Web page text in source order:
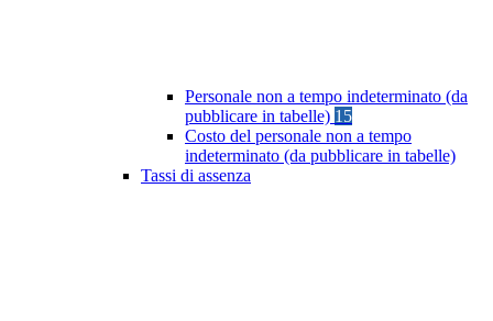
Personale non a tempo indeterminato (da
pubblicare in tabelle) 15
Costo del personale non a tempo
indeterminato (da pubblicare in tabelle)
Tassi di assenza